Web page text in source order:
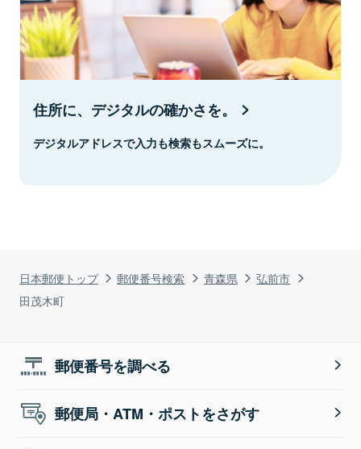
日本郵便トップ 郵便番号検索 青森県
弘前市
田茂木町
住所に、デジタルの確かさを。
デジタルアドレスで入力も検索もスムーズに。
郵便番号を調べる
郵便局・ATM・ポストをさがす